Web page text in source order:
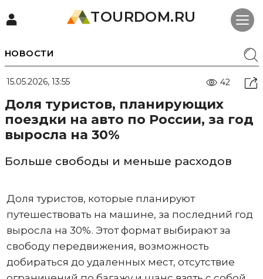
TOURDOM.RU
НОВОСТИ
15.05.2026, 13:55 42
Доля туристов, планирующих
поездки на авто по России, за год
выросла на 30%
Больше свободы и меньше расходов
Доля туристов, которые планируют
путешествовать на машине, за последний год
выросла на 30%. Этот формат выбирают за
свободу передвижения, возможность
добираться до удаленных мест, отсутствие